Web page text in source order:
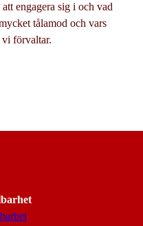
engagera sig i och vad
tålamod och vars
vi förvaltar.